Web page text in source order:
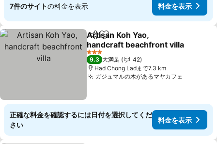
7件のサイトの料金を表示 料金を表示
シェアお気に入りに追加
Artisan Koh Yao,
handcraft beachfront villa
料金を表示
3 ホテルのランク
9.3 大満足
42
Had Chong Ladまで7.3 km
ガジュマルの木があるマヤカフェ
正確な料金を確認するには日付を選択してくだ
さい
料金を表示